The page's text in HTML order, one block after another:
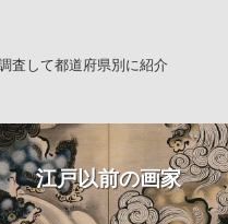
査して都道府県別に紹介
江戸以前の画家